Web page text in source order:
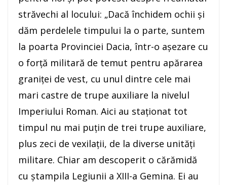
străvechi al locului: „Dacă închidem ochii şi
dăm perdelele timpului la o parte, suntem
la poarta Provinciei Dacia, într-o aşezare cu
o forţă militară de temut pentru apărarea
graniţei de vest, cu unul dintre cele mai
mari castre de trupe auxiliare la nivelul
Imperiului Roman. Aici au staţionat tot
timpul nu mai puţin de trei trupe auxiliare,
plus zeci de vexilaţii, de la diverse unităţi
militare. Chiar am descoperit o cărămidă
cu ştampila Legiunii a XIII-a Gemina. Ei au